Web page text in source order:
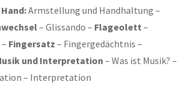
Armstellung und Handhaltung –
– Glissando – Flageolett –
– Fingersatz – Fingergedächtnis –
und Interpretation – Was ist Musik? –
– Interpretation